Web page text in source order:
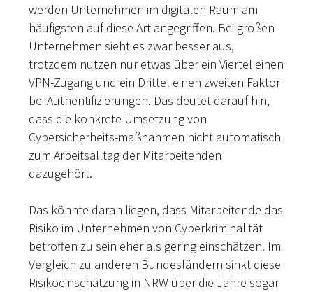
werden Unternehmen im digitalen Raum am
häufigsten auf diese Art angegriffen. Bei großen
Unternehmen sieht es zwar besser aus,
trotzdem nutzen nur etwas über ein Viertel einen
VPN-Zugang und ein Drittel einen zweiten Faktor
bei Authentifizierungen. Das deutet darauf hin,
dass die konkrete Umsetzung von
Cybersicherheits-maßnahmen nicht automatisch
zum Arbeitsalltag der Mitarbeitenden
dazugehört.
Das könnte daran liegen, dass Mitarbeitende das
Risiko im Unternehmen von Cyberkriminalität
betroffen zu sein eher als gering einschätzen. Im
Vergleich zu anderen Bundesländern sinkt diese
Risikoeinschätzung in NRW über die Jahre sogar